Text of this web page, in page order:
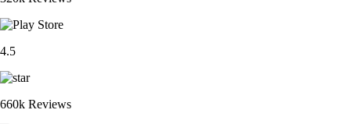
4.5
660k Reviews